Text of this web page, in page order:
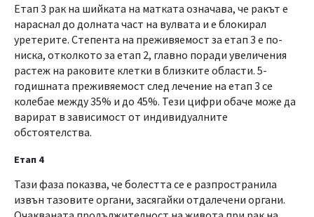
Етап 3 рак на шийката на матката означава, че ракът е
нараснал до долната част на вулвата и е блокирал
уретерите. Степента на преживяемост за етап 3 е по-
ниска, отколкото за етап 2, главно поради увеличения
растеж на раковите клетки в близките области. 5-
годишната преживяемост след лечение на етап 3 се
колебае между 35% и до 45%. Тези цифри обаче може да
варират в зависимост от индивидуалните
обстоятелства.
Етап 4
Тази фаза показва, че болестта се е разпространила
извън тазовите органи, засягайки отдалечени органи.